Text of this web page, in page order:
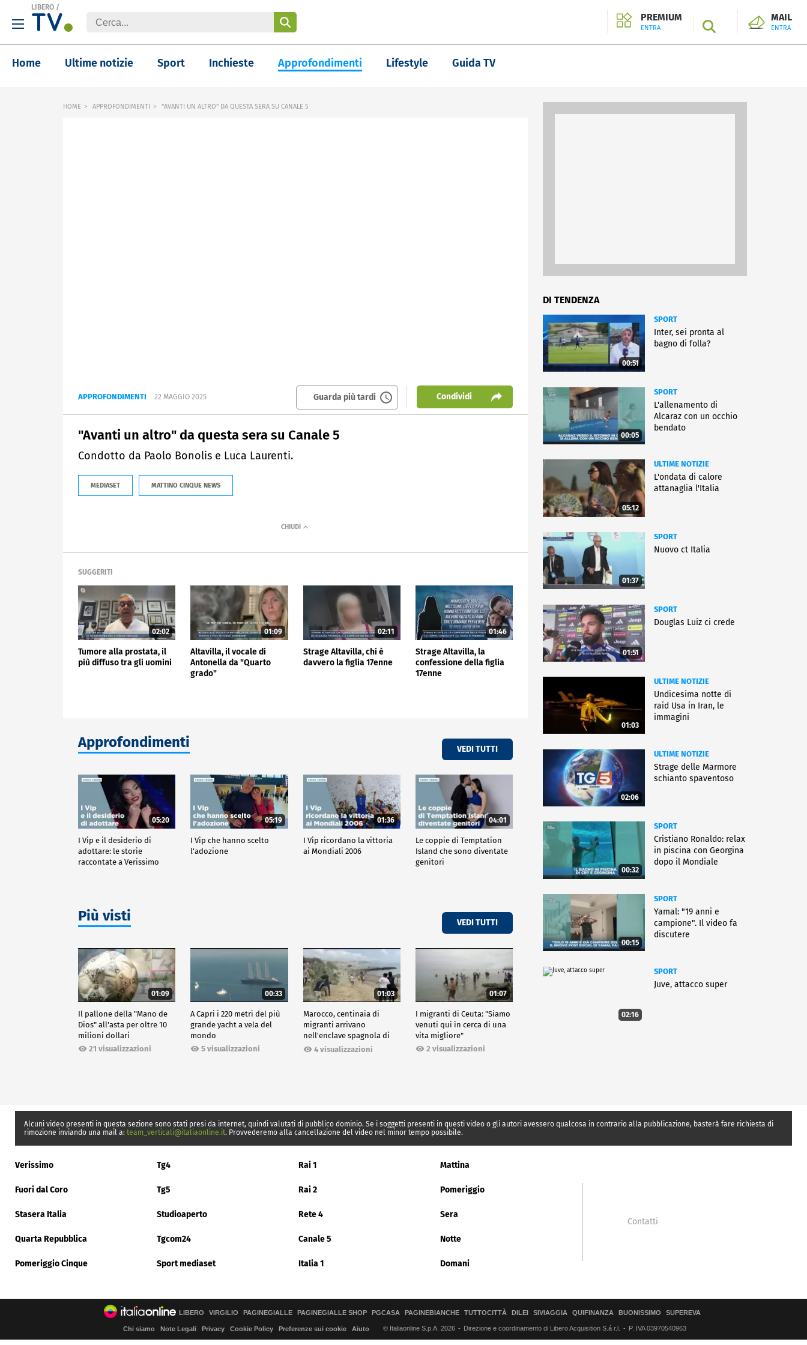
LIBERO /
PREMIUM
ENTRA SEARCH
MAIL
ENTRA
Home Ultime notizie Sport Inchieste Approfondimenti Lifestyle Guida TV
HOME APPROFONDIMENTI "AVANTI UN ALTRO" DA QUESTA SERA SU CANALE 5
APPROFONDIMENTI 22 MAGGIO 2025 Guarda più tardi Condividi
"Avanti un altro" da questa sera su Canale 5
Condotto da Paolo Bonolis e Luca Laurenti.
MEDIASET MATTINO CINQUE NEWS
SUGGERITI
02:02
Tumore alla prostata, il
più diffuso tra gli uomini
01:09
Altavilla, il vocale di
Antonella da "Quarto
grado"
02:11
Strage Altavilla, chi è
davvero la figlia 17enne
01:46
Strage Altavilla, la
confessione della figlia
17enne
Approfondimenti VEDI TUTTI
05:20
I Vip e il desiderio di
adottare: le storie
raccontate a Verissimo
05:19
I Vip che hanno scelto
l'adozione
01:36
I Vip ricordano la vittoria
ai Mondiali 2006
04:01
Le coppie di Temptation
Island che sono diventate
genitori
Più visti VEDI TUTTI
01:09
Il pallone della "Mano de
Dios" all'asta per oltre 10
milioni dollari
21 visualizzazioni
00:33
A Capri i 220 metri del più
grande yacht a vela del
mondo
5 visualizzazioni
01:03
Marocco, centinaia di
migranti arrivano
nell'enclave spagnola di
Ceuta4 visualizzazioni
01:07
I migranti di Ceuta: "Siamo
venuti qui in cerca di una
vita migliore"
2 visualizzazioni
DI TENDENZA
00:51
SPORT
Inter, sei pronta al
bagno di folla?
00:05
SPORT
L'allenamento di
Alcaraz con un occhio
bendato
05:12
ULTIME NOTIZIE
L'ondata di calore
attanaglia l'Italia
01:37
SPORT
Nuovo ct Italia
01:51
SPORT
Douglas Luiz ci crede
01:03
ULTIME NOTIZIE
Undicesima notte di
raid Usa in Iran, le
immagini
02:06
ULTIME NOTIZIE
Strage delle Marmore
schianto spaventoso
00:32
SPORT
Cristiano Ronaldo: relax
in piscina con Georgina
dopo il Mondiale
00:15
SPORT
Yamal: "19 anni e
campione". Il video fa
discutere
02:16
SPORT
Juve, attacco super
Alcuni video presenti in questa sezione sono stati presi da internet, quindi valutati di pubblico dominio. Se i soggetti presenti in questi video o gli autori avessero qualcosa in contrario alla pubblicazione, basterà fare richiesta di
rimozione inviando una mail a: team_verticali@italiaonline.it. Provvederemo alla cancellazione del video nel minor tempo possibile.
Verissimo Tg4 Rai 1 Mattina
Fuori dal Coro Tg5 Rai 2 Pomeriggio
Stasera Italia Studioaperto Rete 4 Sera
Quarta Repubblica Tgcom24 Canale 5 Notte
Pomeriggio Cinque Sport mediaset Italia 1 Domani
Contatti
LIBERO VIRGILIO PAGINEGIALLE PAGINEGIALLE SHOP PGCASA PAGINEBIANCHE TUTTOCITTÀ DILEI SIVIAGGIA QUIFINANZA BUONISSIMO SUPEREVA
Chi siamo Note Legali Privacy Cookie Policy Preferenze sui cookie Aiuto © Italiaonline S.p.A. 2026 Direzione e coordinamento di Libero Acquisition S.á r.l. P. IVA 03970540963